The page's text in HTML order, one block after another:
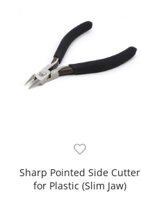
Sharp Pointed Side Cutter
for Plastic (Slim Jaw)